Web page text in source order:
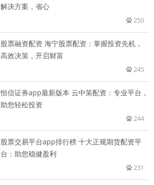
解决方案，省心
250
股票融资配资 海宁股票配资：掌握投资先机，
高效决策，开启财富
245
恒信证券app最新版本 云中策配资：专业平台，
助您轻松投资
244
股票交易平台app排行榜 十大正规期货配资平
台：助您稳健盈利
231